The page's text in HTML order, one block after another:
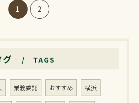
1 2
グ TAGS
業務委託 おすすめ 横浜